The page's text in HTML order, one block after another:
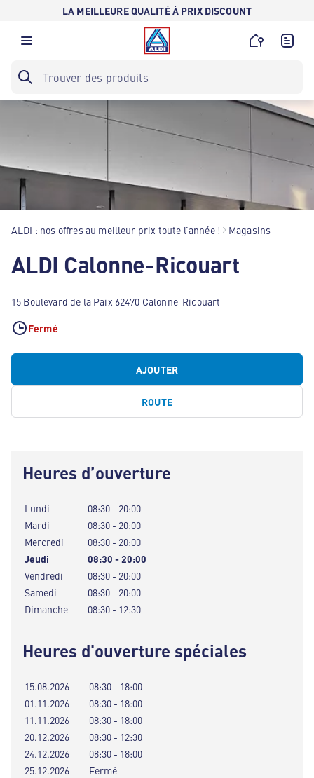
LA MEILLEURE QUALITÉ À PRIX DISCOUNT
ALDI : nos offres au meilleur prix toute l’année ! Magasins
ALDI Calonne-Ricouart
15 Boulevard de la Paix 62470 Calonne-Ricouart
Fermé
AJOUTER
ROUTE
Heures d’ouverture
Lundi
08:30 - 20:00
Mardi
08:30 - 20:00
Mercredi
08:30 - 20:00
Jeudi
08:30 - 20:00
Vendredi
08:30 - 20:00
Samedi
08:30 - 20:00
Dimanche
08:30 - 12:30
Heures d'ouverture spéciales
15.08.2026
08:30 - 18:00
01.11.2026
08:30 - 18:00
11.11.2026
08:30 - 18:00
20.12.2026
08:30 - 12:30
24.12.2026
08:30 - 18:00
25.12.2026
Fermé